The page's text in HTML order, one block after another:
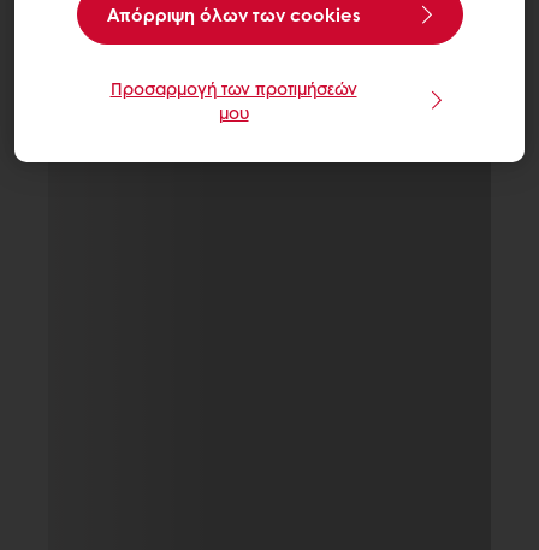
Aπόρριψη όλων των cookies
Προσαρμογή των προτιμήσεών
μου